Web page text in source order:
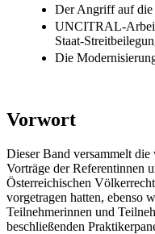
Der Angriff auf die
UNCITRAL-
Staat-
Die
Vorwort
Dieser Band versammelt die
Vorträge der Referentinnen
Österreichischen
vorgetragen hatten, ebenso
Teilnehmerinnen und
beschließenden